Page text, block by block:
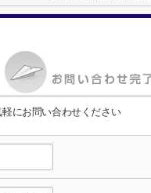
にお問い合わせください